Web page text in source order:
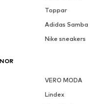
Toppar
Adidas Samba
Nike sneakers
VERO MODA
Lindex